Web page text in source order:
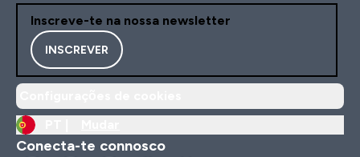
Inscreve-te na nossa newsletter
INSCREVER
Conecta-te connosco